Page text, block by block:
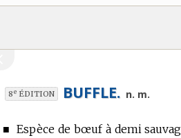
8e ÉDITION BUFFLE. n. m.
■Espèce de bœuf à demi